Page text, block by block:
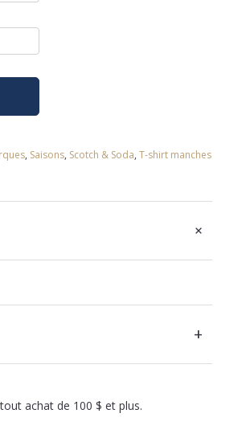
, Saisons, Scotch & Soda, T-shirt manches
+
+
achat de 100 $ et plus.